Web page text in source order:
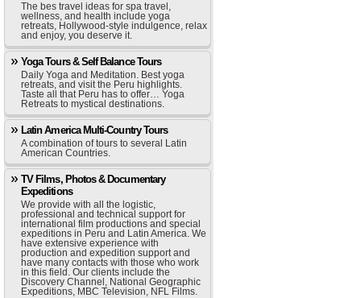
The bes travel ideas for spa travel,
wellness, and health include yoga
retreats, Hollywood-style indulgence, relax
and enjoy, you deserve it.
Yoga Tours & Self Balance Tours
Daily Yoga and Meditation. Best yoga
retreats, and visit the Peru highlights.
Taste all that Peru has to offer… Yoga
Retreats to mystical destinations.
Latin America Multi-Country Tours
A combination of tours to several Latin
American Countries.
TV Films, Photos & Documentary
Expeditions
We provide with all the logistic,
professional and technical support for
international film productions and special
expeditions in Peru and Latin America. We
have extensive experience with
production and expedition support and
have many contacts with those who work
in this field. Our clients include the
Discovery Channel, National Geographic
Expeditions, MBC Television, NFL Films.